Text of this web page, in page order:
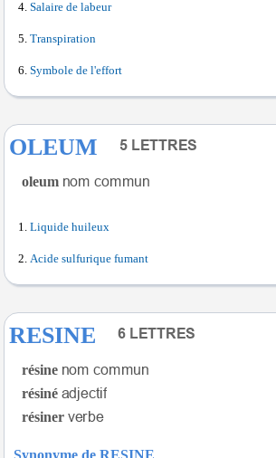
Salaire de labeur
Transpiration
Symbole de l'effort
OLEUM
oleum
Liquide huileux
Acide sulfurique fumant
RESINE
résine
résiné
résiner
Synonyme de RESINE